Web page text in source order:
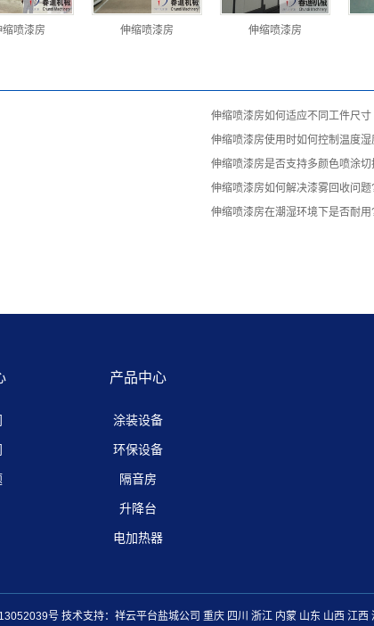
缩喷漆房 伸缩喷漆房 伸缩喷漆房
伸缩喷漆房如何适应不同工件尺寸
伸缩喷漆房使用时如何控制温度湿
伸缩喷漆房是否支持多颜色喷涂切
伸缩喷漆房如何解决漆雾回收问题
伸缩喷漆房在潮湿环境下是否耐用
产品中心
涂装设备
环保设备
隔音房
升降台
电加热器
号技术支持： 祥云平台盐城公司 重庆 四川 浙江 内蒙 山东 山西 江西